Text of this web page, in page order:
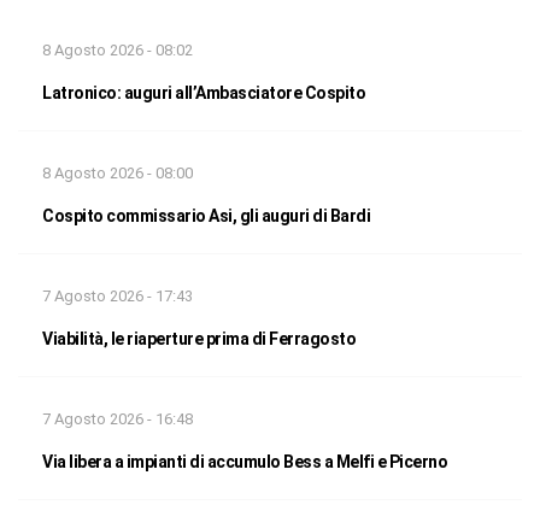
8 Agosto 2026 - 08:02
Latronico: auguri all’Ambasciatore Cospito
8 Agosto 2026 - 08:00
Cospito commissario Asi, gli auguri di Bardi
7 Agosto 2026 - 17:43
Viabilità, le riaperture prima di Ferragosto
7 Agosto 2026 - 16:48
Via libera a impianti di accumulo Bess a Melfi e Picerno